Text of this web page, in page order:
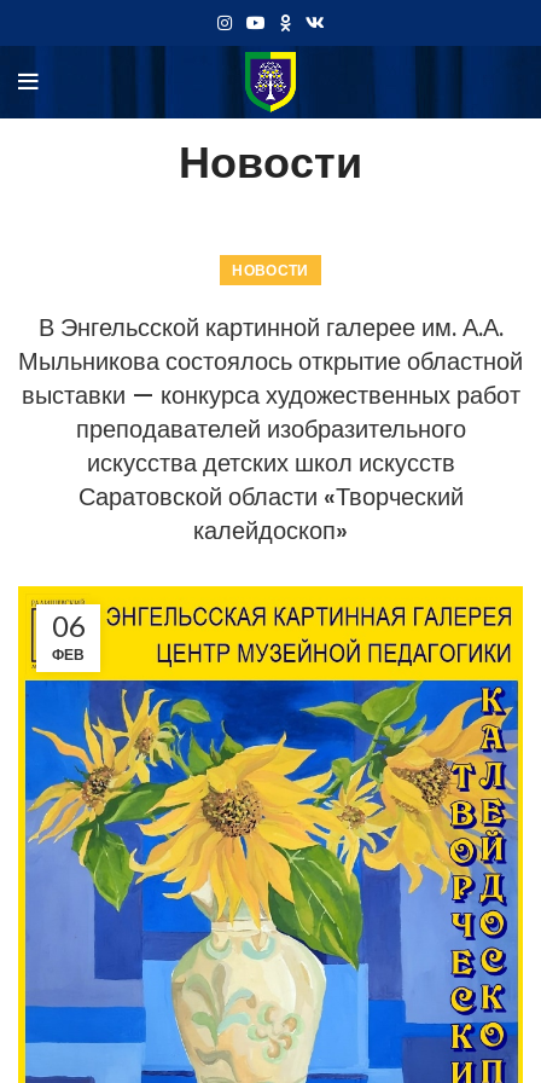
Новости
НОВОСТИ
В Энгельсской картинной галерее им. А.А.
Мыльникова состоялось открытие областной
выставки — конкурса художественных работ
преподавателей изобразительного
искусства детских школ искусств
Саратовской области «Творческий
калейдоскоп»
06
ФЕВ